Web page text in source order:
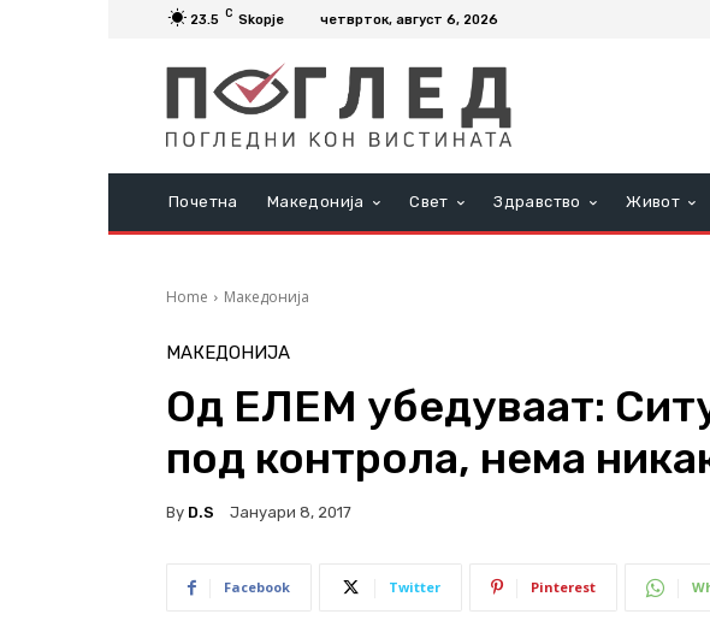
23.5 C Skopje четврток, август 6, 2026
Почетна Македонија Свет Здравство Живот
Home Македонија
МАКЕДОНИЈА
Од ЕЛЕМ убедуваат:
под контрола, нема
By D.S Јануари 8, 2017
Facebook Twitter Pinterest